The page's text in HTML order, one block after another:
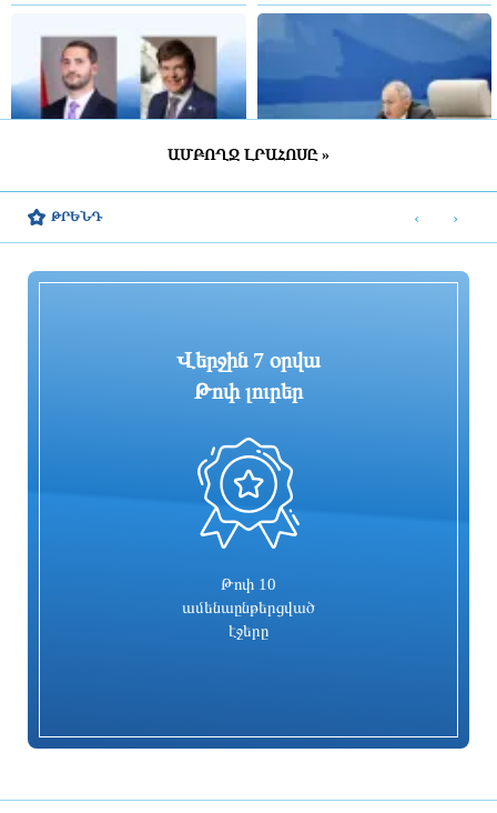
ՀՀ ԱԺ նախագահի պաշտոնում
ընտրվելու կապակցությամբ
Գարեգին Բ-ի և վեց եպիսկոպոսների
ինքնաբացարկ հայտնեց. նոր
Իսրայելն արձագանքել է Թուրքիայի
Մուրադ Սիմոնյանից կբռնագանձվի 4
հունական ժողովրդական պարերի
ԱՄԲՈՂՋ ԼՐԱՀՈՍԸ »
ԹՐԵՆԴ
Վերջին 7 օրվա
Թոփ լուրեր
Թոփ 10
ամենաընթերցված
էջերը
‹ ›